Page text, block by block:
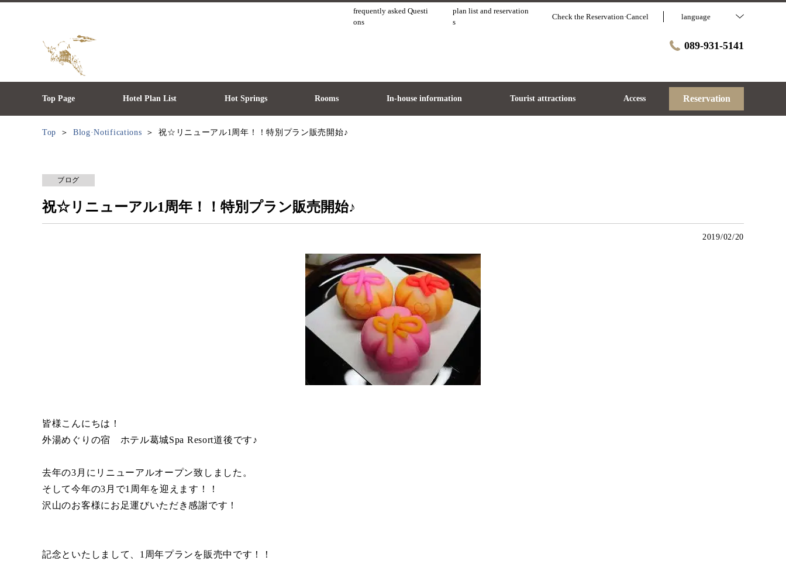
frequently asked Questi
ons
plan list and reservation
s
Check the Reservation·Cancel language
089-931-5141
Top Page Hotel Plan List Hot Springs Rooms In-house information Tourist attractions Access Reservation
Top Blog·Notifications 祝☆リニューアル1周年！！特別プラン販売開始♪
ブログ
祝☆リニューアル1周年！！特別プラン販売開始♪
2019/02/20
皆様こんにちは！
外湯めぐりの宿 ホテル葛城Spa Resort道後です♪
去年の3月にリニューアルオープン致しました。
そして今年の3月で1周年を迎えます！！
沢山のお客様にお足運びいただき感謝です！
記念といたしまして、1周年プランを販売中です！！